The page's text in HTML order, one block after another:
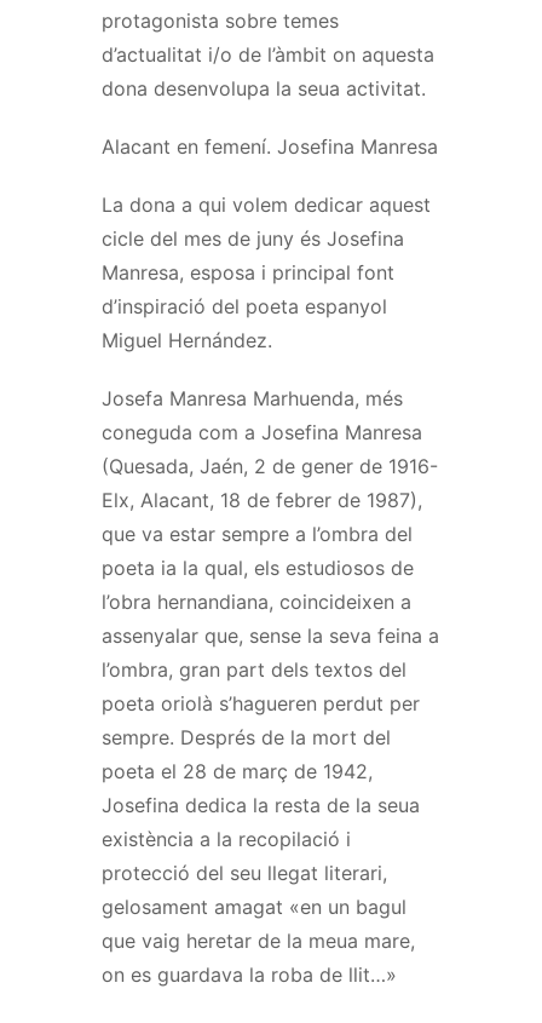
protagonista sobre temes
d’actualitat i/o de l’àmbit on aquesta
dona desenvolupa la seua activitat.
Alacant en femení. Josefina Manresa
La dona a qui volem dedicar aquest
cicle del mes de juny és Josefina
Manresa, esposa i principal font
d’inspiració del poeta espanyol
Miguel Hernández.
Josefa Manresa Marhuenda, més
coneguda com a Josefina Manresa
(Quesada, Jaén, 2 de gener de 1916-
Elx, Alacant, 18 de febrer de 1987),
que va estar sempre a l’ombra del
poeta ia la qual, els estudiosos de
l’obra hernandiana, coincideixen a
assenyalar que, sense la seva feina a
l’ombra, gran part dels textos del
poeta oriolà s’hagueren perdut per
sempre. Després de la mort del
poeta el 28 de març de 1942,
Josefina dedica la resta de la seua
existència a la recopilació i
protecció del seu llegat literari,
gelosament amagat «en un bagul
que vaig heretar de la meua mare,
on es guardava la roba de llit…»